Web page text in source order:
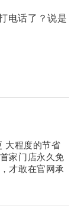
电话了？说是
大程度的节省
家门店永久免
才敢在官网承